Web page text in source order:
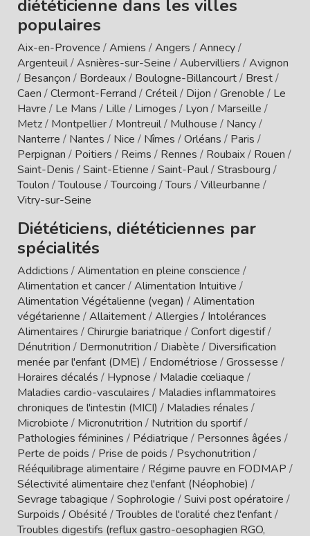
diététicienne dans les villes
populaires
Aix-en-Provence /Amiens /Angers /Annecy/
Argenteuil/Asnières-sur-Seine /Aubervilliers /Avignon
/ Besançon / Bordeaux/ Boulogne-Billancourt/ Brest/
Caen /Clermont-Ferrand /Créteil/ Dijon /Grenoble / Le
Havre / Le Mans / Lille / Limoges / Lyon / Marseille /
Metz/ Montpellier/ Montreuil/ Mulhouse / Nancy/
Nanterre / Nantes / Nice / Nîmes /Orléans / Paris /
Perpignan / Poitiers / Reims / Rennes / Roubaix/ Rouen /
Saint-Denis /Saint-Etienne /Saint-Paul/Strasbourg /
Toulon /Toulouse /Tourcoing /Tours /Villeurbanne /
Vitry-sur-Seine
Diététiciens, diététiciennes par
spécialités
Addictions /Alimentation en pleine conscience /
Alimentation et cancer/Alimentation Intuitive /
Alimentation Végétalienne (vegan) /Alimentation
végétarienne /Allaitement/Allergies / Intolérances
Alimentaires /Chirurgie bariatrique /Confort digestif/
Dénutrition / Dermonutrition / Diabète / Diversification
menée par l'enfant (DME) / Endométriose /Grossesse /
Horaires décalés / Hypnose / Maladie cœliaque /
Maladies cardio-vasculaires / Maladies inflammatoires
chroniques de l'intestin (MICI) / Maladies rénales /
Microbiote / Micronutrition / Nutrition du sportif/
Pathologies féminines / Pédiatrique / Personnes âgées /
Perte de poids / Prise de poids / Psychonutrition /
Rééquilibrage alimentaire / Régime pauvre en FODMAP /
Sélectivité alimentaire chez l'enfant (Néophobie) /
Sevrage tabagique /Sophrologie /Suivi post opératoire /
Surpoids / Obésité /Troubles de l'oralité chez l'enfant/
Troubles digestifs (reflux gastro-oesophagien RGO,